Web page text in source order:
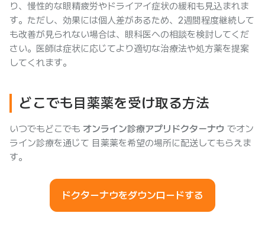
り、慢性的な眼精疲労やドライアイ症状の緩和も見込まれま
す。ただし、効果には個人差があるため、2週間程度継続して
も改善が見られない場合は、眼科医への相談を検討してくだ
さい。医師は症状に応じてより適切な治療法や処方薬を提案
してくれます。
どこでも目薬薬を受け取る方法
いつでもどこでも オンライン診療アプリドクターナウ でオン
ライン診療を通じて 目薬薬を希望の場所に配送してもらえま
す。
ドクターナウをダウンロードする